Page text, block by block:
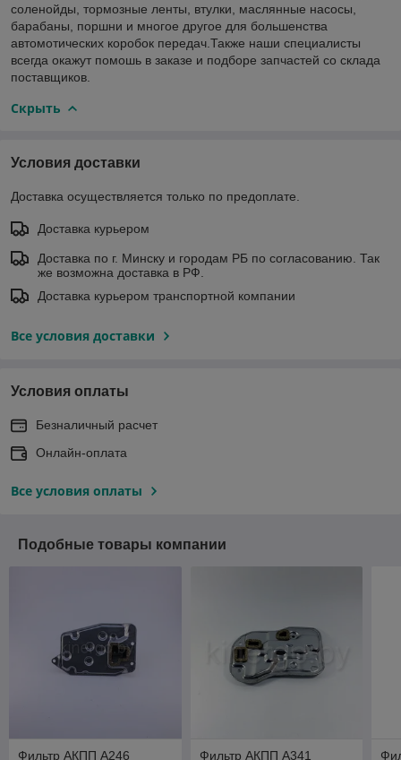
соленойды, тормозные ленты, втулки, маслянные насосы,
барабаны, поршни и многое другое для большенства
автомотических коробок передач.Также наши специалисты
всегда окажут помошь в заказе и подборе запчастей со склада
поставщиков.
Скрыть
Условия доставки
Доставка осуществляется только по предоплате.
Доставка курьером
Доставка по г. Минску и городам РБ по согласованию. Так
же возможна доставка в РФ.
Доставка курьером транспортной компании
Все условия доставки
Условия оплаты
Безналичный расчет
Онлайн-оплата
Все условия оплаты
Подобные товары компании
Фильтр АКПП A246
Фильтр АКПП A341